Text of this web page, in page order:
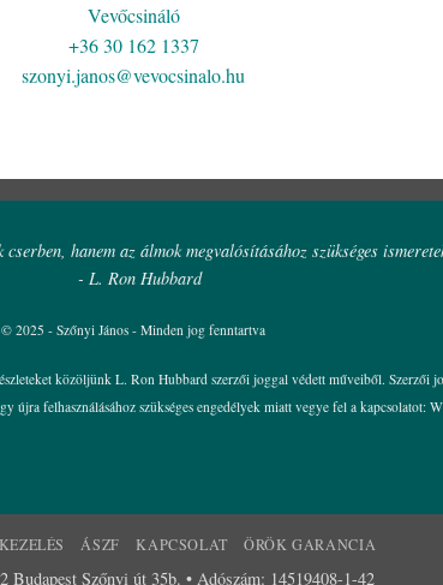
Vevőcsináló
+36 30 162 1337
szonyi.janos@vevocsinalo.hu
hanem az álmok megvalósításához szükséges
- L. Ron Hubbard
© 2025 - Szőnyi János - Minden jog fenntartva
közöljünk L. Ron Hubbard szerzői joggal védett műveiből. Szerzői
újra felhasználásához szükséges engedélyek miatt vegye fel a kapcsolatot:
ÁSZF KAPCSOLAT ÖRÖK GARANCIA
Budapest Szőnyi út 35b. • Adószám: 14519408-1-42